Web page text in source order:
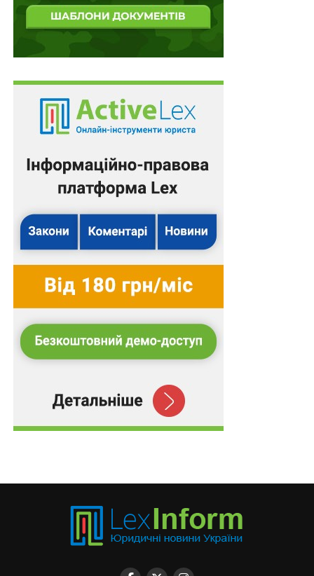
та фінансово освічених осіб по всьому світу.
Схожі статті:
Правочини із суб’єктами, зареєстрованими на
тимчасово окупованій території України, є…
Публічні видатки в Україні: як бюджет
адаптується під час війни
Україна отримає доступ до бази даних ЄС з
відновлюваних видів палива
Доступ до веб-ресурсів обмежуватимуть на
вимогу ДПС
Лабораторні дослідження як підстава
консервації земель сільського господарства
ПОВ'ЯЗАНІ ТЕМИ:
FEATURED
GOOGLE PLAY
SALDO APPS
«Українська агенція з авторських та суміжних
прав» розпочала співпрацю з мережею АЗК WOG
Мережа магазинів Samsung Experience Store та ГО